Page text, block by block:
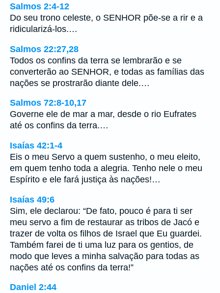
Salmos 2:4-12
Do seu trono celeste, o SENHOR põe-se a rir e a
ridicularizá-los.…
Salmos 22:27,28
Todos os confins da terra se lembrarão e se
converterão ao SENHOR, e todas as famílias das
nações se prostrarão diante dele.…
Salmos 72:8-10,17
Governe ele de mar a mar, desde o rio Eufrates
até os confins da terra.…
Isaías 42:1-4
Eis o meu Servo a quem sustenho, o meu eleito,
em quem tenho toda a alegria. Tenho nele o meu
Espírito e ele fará justiça às nações!…
Isaías 49:6
Sim, ele declarou: “De fato, pouco é para ti ser
meu servo a fim de restaurar as tribos de Jacó e
trazer de volta os filhos de Israel que Eu guardei.
Também farei de ti uma luz para os gentios, de
modo que leves a minha salvação para todas as
nações até os confins da terra!”
Daniel 2:44